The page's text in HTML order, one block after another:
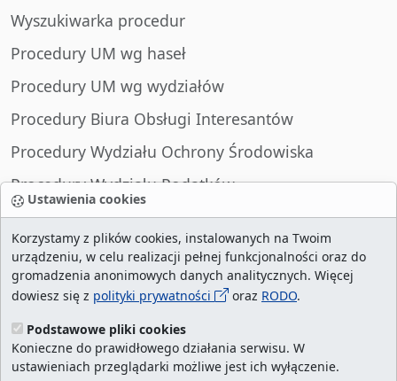
Ustawienia cookies
Korzystamy z plików cookies, instalowanych na Twoim
urządzeniu, w celu realizacji pełnej funkcjonalności oraz do
gromadzenia anonimowych danych analitycznych. Więcej
dowiesz się z polityki prywatności oraz RODO.
Podstawowe pliki cookies
Konieczne do prawidłowego działania serwisu. W
ustawieniach przeglądarki możliwe jest ich wyłączenie.
Wyszukiwarka procedur
Procedury UM wg haseł
Procedury UM wg wydziałów
Procedury Biura Obsługi Interesantów
Procedury Wydziału Ochrony Środowiska
Procedury Wydziału Podatków
Procedury Wydziału Spraw Obywatelskich
liczba wizyt:28986300/ aktualna strona:
najczęściej odwiedzane strony
cookies